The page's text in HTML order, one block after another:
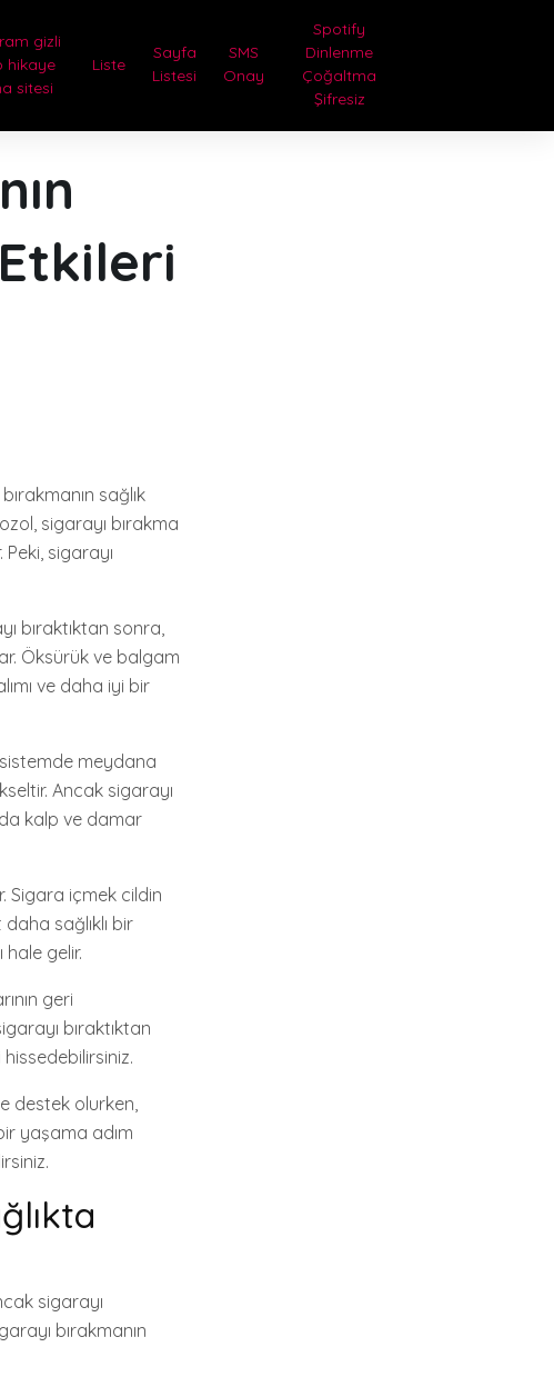
gizli
hikaye
sitesi
Liste
Sayfa
Listesi
SMS
Onay
Spotify
Dinlenme
Çoğaltma
Şifresiz
sağlık
sigarayı bırakma
sigarayı
bıraktıktan sonra,
Öksürük ve balgam
ve daha iyi bir
meydana
Ancak sigarayı
da kalp ve damar
Sigara içmek cildin
sağlıklı bir
hale gelir.
geri
bıraktıktan
destek olurken,
yaşama adım
sigarayı
bırakmanın